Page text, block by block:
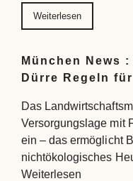
Weiterlesen
München News
Dürre Regeln
Das
Versorgungslage mit
ein – das ermöglicht
nichtökologisches
Weiterlesen